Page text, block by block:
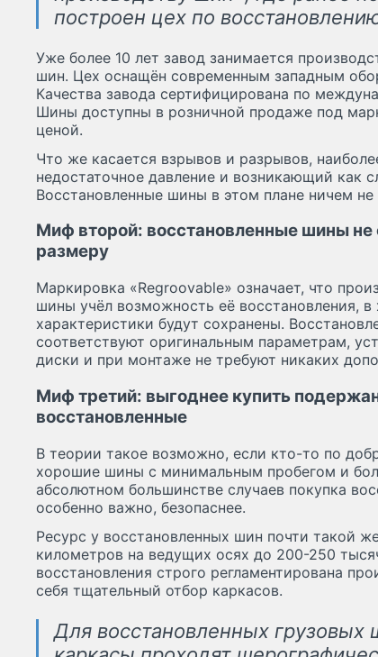
построен цех по
Уже более 10 лет завод занимается
шин. Цех оснащён современным западным
Качества завода сертифицирована по
Шины доступны в розничной продаже под
ценой.
Что же касается взрывов и разрывов,
недостаточное давление и возникающий как
Восстановленные шины в этом плане ничем не
Миф второй: восстановленные шины не
размеру
Маркировка «Regroovable» означает, что
шины учёл возможность её восстановления,
характеристики будут сохранены.
соответствуют оригинальным параметрам,
диски и при монтаже не требуют никаких
Миф третий: выгоднее купить
восстановленные
В теории такое возможно, если кто-то по
хорошие шины с минимальным пробегом и
абсолютном большинстве случаев покупка
особенно важно, безопаснее.
Ресурс у восстановленных шин почти такой
километров на ведущих осях до 200-250
восстановления строго регламентирована
себя тщательный отбор каркасов.
Для восстановленных грузовых